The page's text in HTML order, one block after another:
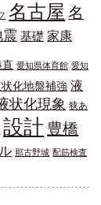
名古屋 名
震 基礎 家康
愛知県体育館 愛知
化地盤補強 液
状化現象 狭あ
設計 豊橋
那古野城 配筋検査